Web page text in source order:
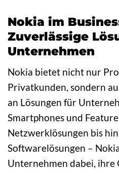
Nokia im
Zuverlässige
Unternehmen
Nokia bietet nicht nur
Privatkunden, sondern
an Lösungen für
Smartphones und
Netzwerklösungen bis
Softwarelösungen –
Unternehmen dabei, ihre